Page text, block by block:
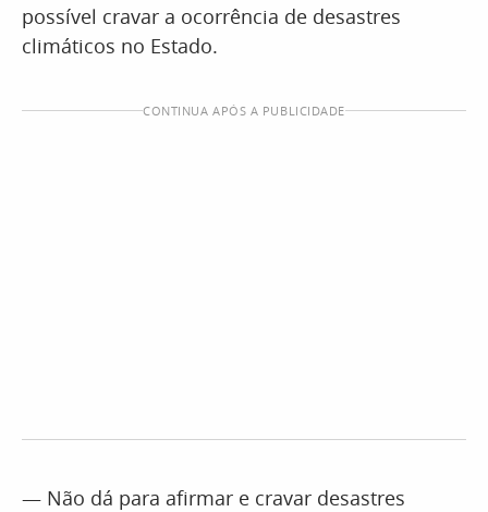
possível cravar a ocorrência de desastres
climáticos no Estado.
CONTINUA APÓS A PUBLICIDADE
— Não dá para afirmar e cravar desastres